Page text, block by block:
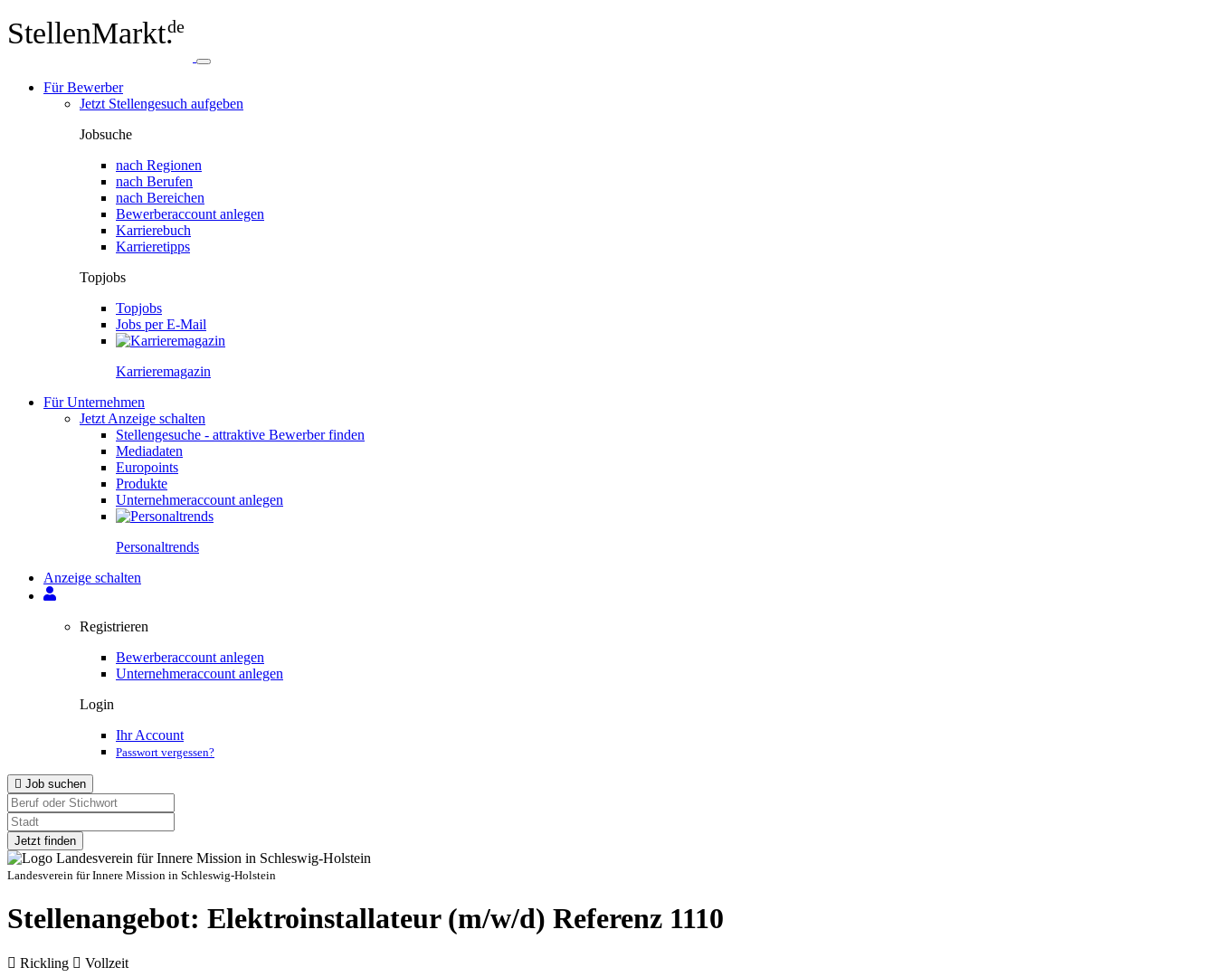
StellenMarkt.de
Für Bewerber
Jetzt Stellengesuch aufgeben
Jobsuche
nach Regionen
nach Berufen
nach Bereichen
Bewerberaccount anlegen
Karrierebuch
Karrieretipps
Topjobs
Topjobs
Jobs per E-Mail
Karriere­magazin
Für Unternehmen
Jetzt Anzeige schalten
Stellengesuche - attraktive Bewerber finden
Mediadaten
Europoints
Produkte
Unternehmeraccount anlegen
Personal­trends
Anzeige schalten
Registrieren
Bewerberaccount anlegen
Unternehmeraccount anlegen
Login
Ihr Account
Passwort vergessen?
Job suchen
Jetzt finden
Landesverein für Innere Mission in Schleswig-Holstein
Stellenangebot: Elektroinstallateur (m/w/d) Referenz 1110
Rickling
Vollzeit